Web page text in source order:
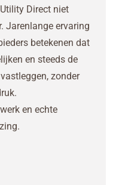
Direct niet
Jarenlange ervaring
betekenen dat
en steeds de
zonder
en echte